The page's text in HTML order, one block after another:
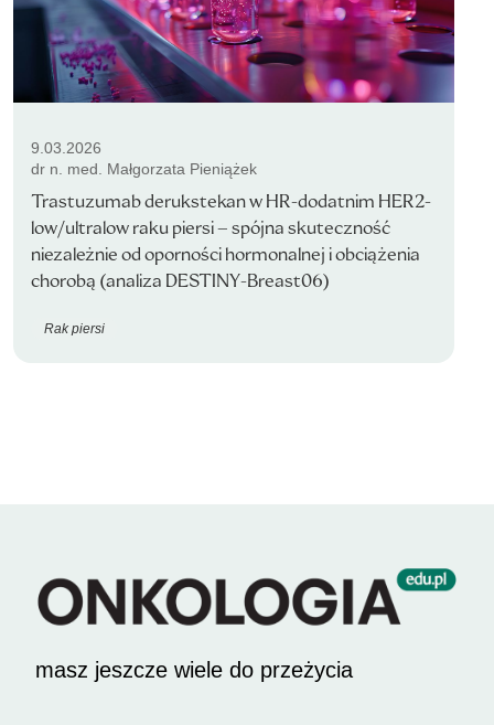
9.03.2026
dr n. med. Małgorzata Pieniążek
Trastuzumab derukstekan w HR-dodatnim HER2-
low/ultralow raku piersi – spójna skuteczność
niezależnie od oporności hormonalnej i obciążenia
chorobą (analiza DESTINY-Breast06)
Rak piersi
masz jeszcze wiele do przeżycia